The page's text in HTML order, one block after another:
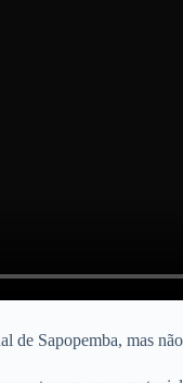
Sapopemba, mas